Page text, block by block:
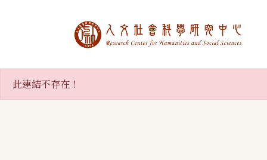
中央研究院人文
此連結不存在！